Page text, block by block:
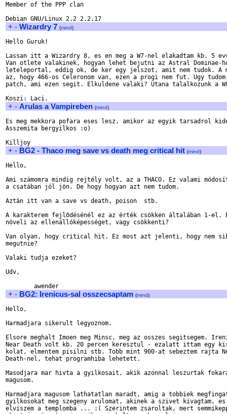
Member of the PPP clan
+ - Wizardry 7 (mind)
Hello Guruk!
Lassan itt a Wizardry 8, es en meg a W7-nel elakadtam kb. 5
Van otlete valakinek, hogyan lehet bejutni az Astral Dominae-
leteleportal, eddig ok, de ker egy jelszot, amit nem tudok. A
az, hogy 466-os Celeronom van, ezen a progi nem fut. Ugy
patch, ami ezen segit. Elkuldene valaki? Utana talalkozunk a
+ - Arulas a Vampireben (mind)
Es meg mekkora pofara eses lesz, amikor az egyik tarsadrol
Asszemita bergyilkos :o)
+ - BG2 - Thaco meg save vs death meg critical hit (mind)
Hello,
Ami számomra mindig rejtély volt, az a THACO. Ez valami
a csatában jól jön. De hogy hogyan azt nem tudom.
Aztán itt van a save vs death, poison  stb.
A karakterem fejlõdésénél ez az érték csökken általában 1-el.
növeli az ellenállóképességet, vagy csökkenti?
Van olyan, hogy critical hit. Ez most azt jelenti, hogy nem
megutnie?
Valaki tudja ezeket?
Udv,
+ - BG2: Irenicus-sal osszecsaptam (mind)
Hello,
Harmadjara sikerult legyoznom.
Elsore meghalt Imoen meg Minsc, meg az osszes segitsegem.
Near Death volt kb. 20 percen keresztul - ezalatt ittam egy
kolat, elmentem pisilni stb. Tobb mint 900-at sebeztem rajta
Death-nel, tehat programhiba lehetett.
Masodjara mar hivta a gyilkosait, akik azonnal leszurtak
magusom.
Harmadjara magusom lathatatlan maradt, amig a tobbiek
gyilkosokat meg szegeny arulomat, akinek a szivet kivagtam,
elviszem a templomba ... :( Szerintem zsaroltak, mert